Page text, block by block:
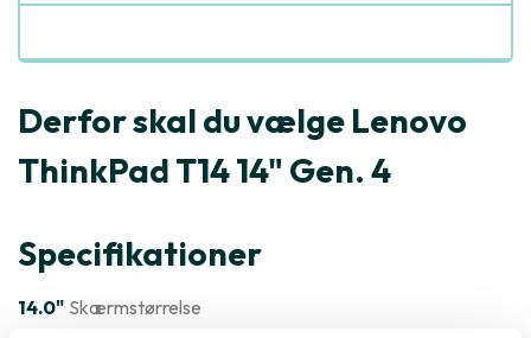
Derfor skal du vælge Lenovo
ThinkPad T14 14" Gen. 4
Specifikationer
14.0" Skærmstørrelse